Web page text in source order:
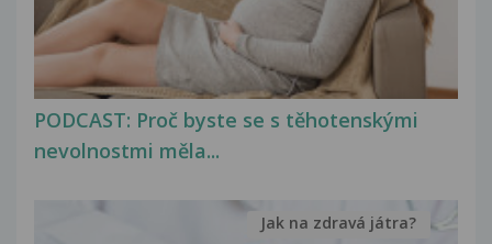
PODCAST: Proč byste se s těhotenskými
nevolnostmi měla...
Jak na zdravá játra?